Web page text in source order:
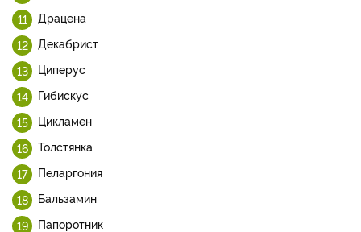
Драцена
Декабрист
Циперус
Гибискус
Цикламен
Толстянка
Пеларгония
Бальзамин
Папоротник